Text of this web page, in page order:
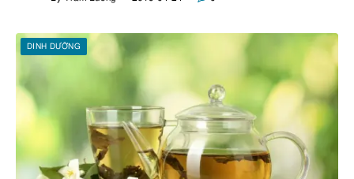
DINH DƯỠNG